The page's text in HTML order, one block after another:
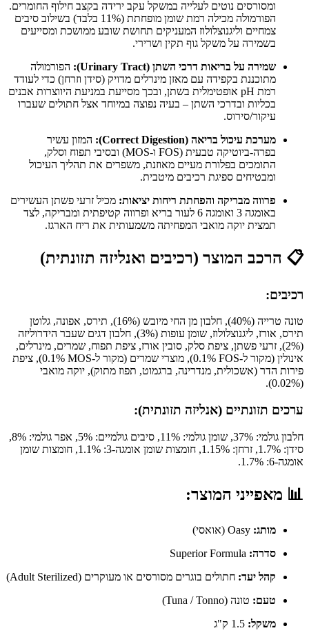
ומסורסים נוטים לעלייה במשקל עקב ירידה בקצב חילוף החומרים.
הפורמולה מכילה רמת שומן מופחתת (11% בלבד) בשילוב סיבים
צמחיים וליגנוצלולוז המעניקים תחושת שובע ממושכת ומסייעים
בשמירה על משקל גוף תקין ושרירי.
שמירה על בריאות דרכי השתן (Urinary Tract):
הפורמולה
מתוכננת בקפידה עם מאזן מינרלים מדויק (סידן וזרחן) כדי לעודד
רמת pH אופטימלית בשתן, ובכך מסייעת במניעת היווצרות אבנים
בכליות ובדרכי השתן – בעיה נפוצה במיוחד אצל חתולים שעברו
עיקור/סירוס.
מערכת עיכול בריאה (Correct Digestion):
המזון עשיר
בפרה-ביוטיקה טבעית (FOS ו-MOS) ובסיבי תפוח וסלק,
התומכים בפלורת מעיים מאוזנת, משפרים את תהליך העיכול
ומבטיחים ספיגת רכיבים מיטבית.
פרווה מבריקה והפחתת ריחות יציאות: מכיל זרעי פשתן העשירים
באומגה 3 ואומגה 6 לעור בריא ופרווה קטיפתית ומבריקה, לצד
תמצית יוקה מואבי המפחיתה משמעותית את ריח הארגז.
📋 הרכב המוצר (רכיבים ואנליזה תזונתית)
רכיבים:
טונה טרייה (40%), חלבון מן החי מיובש (16%), תירס, אפונה, גלוטן
תירס, אורז, ליגנוצלולוז, שומן עופות (3%), חלבון דגים שעבר הידרוליזה
(2%), זרעי פשתן, ציפת סלק, סובין אורז, ציפת תפוח, שמרים, מינרלים,
אינולין (מקור ל-FOS ‏0.1%), מוצרי שמרים (מקור ל-MOS ‏0.1%), ציפת
פירות הדר (אשכולית, מנדרינה, ברגמוט, תפוז מתוק), יוקה מואבי
(0.02%).
ערכים תזונתיים (אנליזה תזונתית):
חלבון גולמי: 37%, שומן גולמי: 11%, סיבים גולמיים: 5%, אפר גולמי: 8%,
סידן: 1.7%, זרחן: 1.15%, חומצות שומן אומגה-3: 1.1%, חומצות שומן
אומגה-6: 1.7%.
📊 מאפייני המוצר:
מותג:
סדרה:
קהל יעד: חתולים בוגרים מסורסים או מעוקרים (Adult Sterilized)
טעם: טונה (Tuna / Tonno)
משקל: